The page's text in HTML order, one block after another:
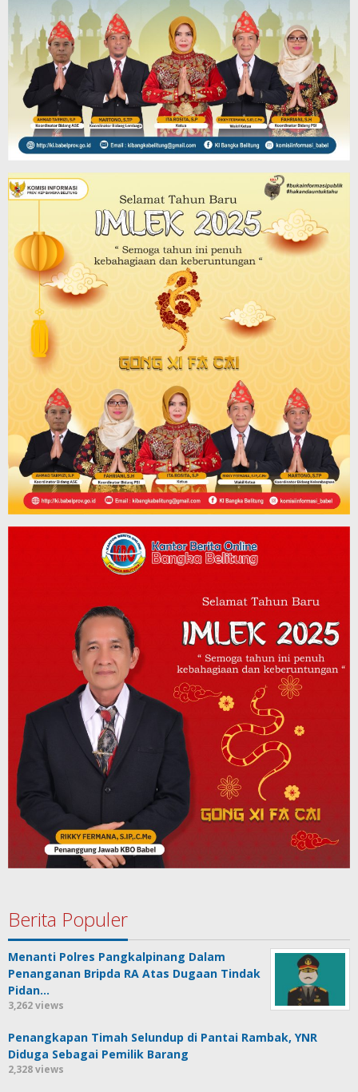
Berita Populer
Menanti Polres Pangkalpinang Dalam
Penanganan Bripda RA Atas Dugaan Tindak
Pidan…
3,262 views
Penangkapan Timah Selundup di Pantai Rambak, YNR
Diduga Sebagai Pemilik Barang
2,328 views